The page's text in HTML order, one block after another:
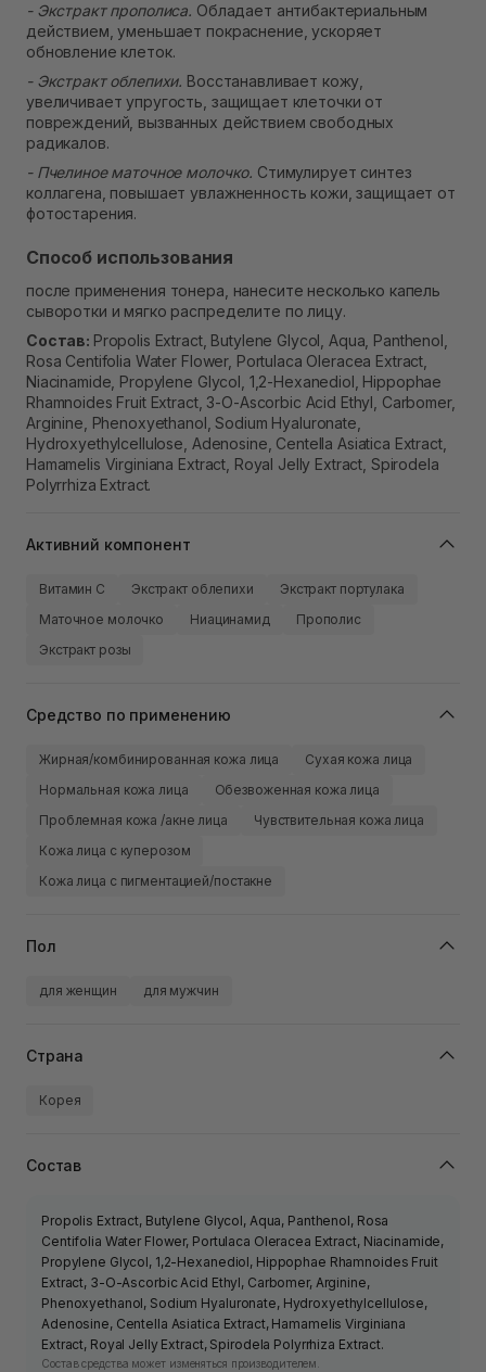
- Экстракт прополиса. Обладает антибактериальным
действием, уменьшает покраснение, ускоряет
обновление клеток.
- Экстракт облепихи. Восстанавливает кожу,
увеличивает упругость, защищает клеточки от
повреждений, вызванных действием свободных
радикалов.
- Пчелиное маточное молочко. Стимулирует синтез
коллагена, повышает увлажненность кожи, защищает от
фотостарения.
Способ использования
после применения тонера, нанесите несколько капель
сыворотки и мягко распределите по лицу.
Состав: Propolis Extract, Butylene Glycol, Aqua, Panthenol,
Rosa Centifolia Water Flower, Portulaca Oleracea Extract,
Niacinamide, Propylene Glycol, 1,2-Hexanediol, Hippophae
Rhamnoides Fruit Extract, 3-O-Ascorbic Acid Ethyl, Carbomer,
Arginine, Phenoxyethanol, Sodium Hyaluronate,
Hydroxyethylcellulose, Adenosine, Centella Asiatica Extract,
Hamamelis Virginiana Extract, Royal Jelly Extract, Spirodela
Polyrrhiza Extract.
Активний компонент
Витамин C Экстракт облепихи
Экстракт портулака
Маточное молочко
Ниацинамид
Прополис
Экстракт розы
Средство по применению
Жирная/комбинированная кожа лица
Сухая кожа лица
Нормальная кожа лица
Обезвоженная кожа лица
Проблемная кожа /акне лица
Чувствительная кожа лица
Кожа лица с куперозом
Кожа лица с пигментацией/постакне
Пол
для женщин для мужчин
Страна
Корея
Состав
Propolis Extract, Butylene Glycol, Aqua, Panthenol, Rosa
Centifolia Water Flower, Portulaca Oleracea Extract, Niacinamide,
Propylene Glycol, 1,2-Hexanediol, Hippophae Rhamnoides Fruit
Extract, 3-O-Ascorbic Acid Ethyl, Carbomer, Arginine,
Phenoxyethanol, Sodium Hyaluronate, Hydroxyethylcellulose,
Adenosine, Centella Asiatica Extract, Hamamelis Virginiana
Extract, Royal Jelly Extract, Spirodela Polyrrhiza Extract.
Состав средства может изменяться производителем.